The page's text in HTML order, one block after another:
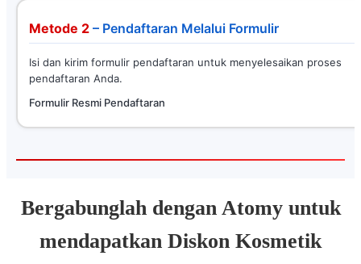
Metode 2 – Pendaftaran Melalui Formulir
Isi dan kirim formulir pendaftaran untuk menyelesaikan proses
pendaftaran Anda.
Formulir Resmi Pendaftaran
Bergabunglah dengan Atomy untuk
mendapatkan Diskon Kosmetik